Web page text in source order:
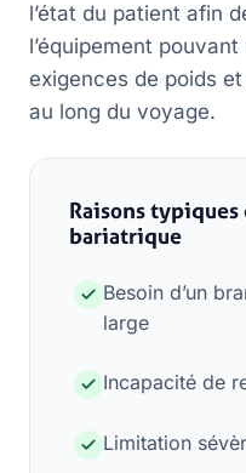
l’état du patient afin
l’équipement
exigences de poids
au long du voyage.
Raisons
bariatrique
Besoin d’un
large
Incapacité de
Limitation